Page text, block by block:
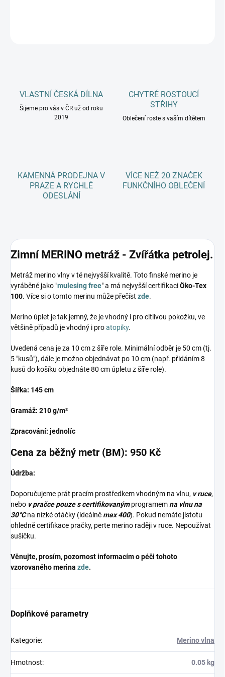
VLASTNÍ ČESKÁ DÍLNA
Šijeme pro vás v ČR už od roku
2019
CHYTRÉ ROSTOUCÍ
STŘIHY
Oblečení roste s vaším dítětem
KAMENNÁ PRODEJNA V
PRAZE A RYCHLÉ
ODESLÁNÍ
VÍCE NEŽ 20 ZNAČEK
FUNKČNÍHO OBLEČENÍ
Zimní MERINO metráž - Zvířátka petrolej.
Metráž merino vlny v té nejvyšší kvalitě. Toto finské merino je
vyráběné jako "mulesing free" a má nejvyšší certifikaciÖko-Tex
100. Více si o tomto merinu může přečíst zde.
Merino úplet je tak jemný, že je vhodný i pro citlivou pokožku, ve
většině případů je vhodný i proatopiky.
Uvedená cena je za 10 cm z šíře role. Minimální odběr je 50 cm (tj.
5 "kusů"), dále je možno objednávat po 10 cm (např. přidáním 8
kusů do košíku objednáte 80 cm úpletu z šíře role).
Šířka: 145 cm
Gramáž: 210 g/m²
Zpracování: jednolíc
Cena za běžný metr (BM): 950 Kč
Údržba:
Doporučujeme prát pracím prostředkem vhodným na vlnu, v ruce,
nebo v pračce pouze s certifikovanýmprogramem na vlnu na
30°Cna nízké otáčky (ideálně max 400). Pokud nemáte jistotu
ohledně certifikace pračky, perte merino raději v ruce. Nepoužívat
sušičku.
Věnujte, prosím, pozornost informacím o péči tohoto
vzorovaného merina zde.
Doplňkové parametry
Kategorie: Merino vlna
Hmotnost: 0.05 kg